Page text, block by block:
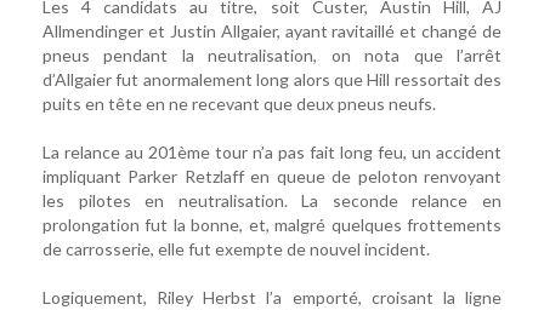
Les 4 candidats au titre, soit Custer, Austin Hill, AJ
Allmendinger et Justin Allgaier, ayant ravitaillé et changé de
pneus pendant la neutralisation, on nota que l’arrêt
d’Allgaier fut anormalement long alors que Hill ressortait des
puits en tête en ne recevant que deux pneus neufs.
La relance au 201ème tour n’a pas fait long feu, un accident
impliquant Parker Retzlaff en queue de peloton renvoyant
les pilotes en neutralisation. La seconde relance en
prolongation fut la bonne, et, malgré quelques frottements
de carrosserie, elle fut exempte de nouvel incident.
Logiquement, Riley Herbst l’a emporté, croisant la ligne